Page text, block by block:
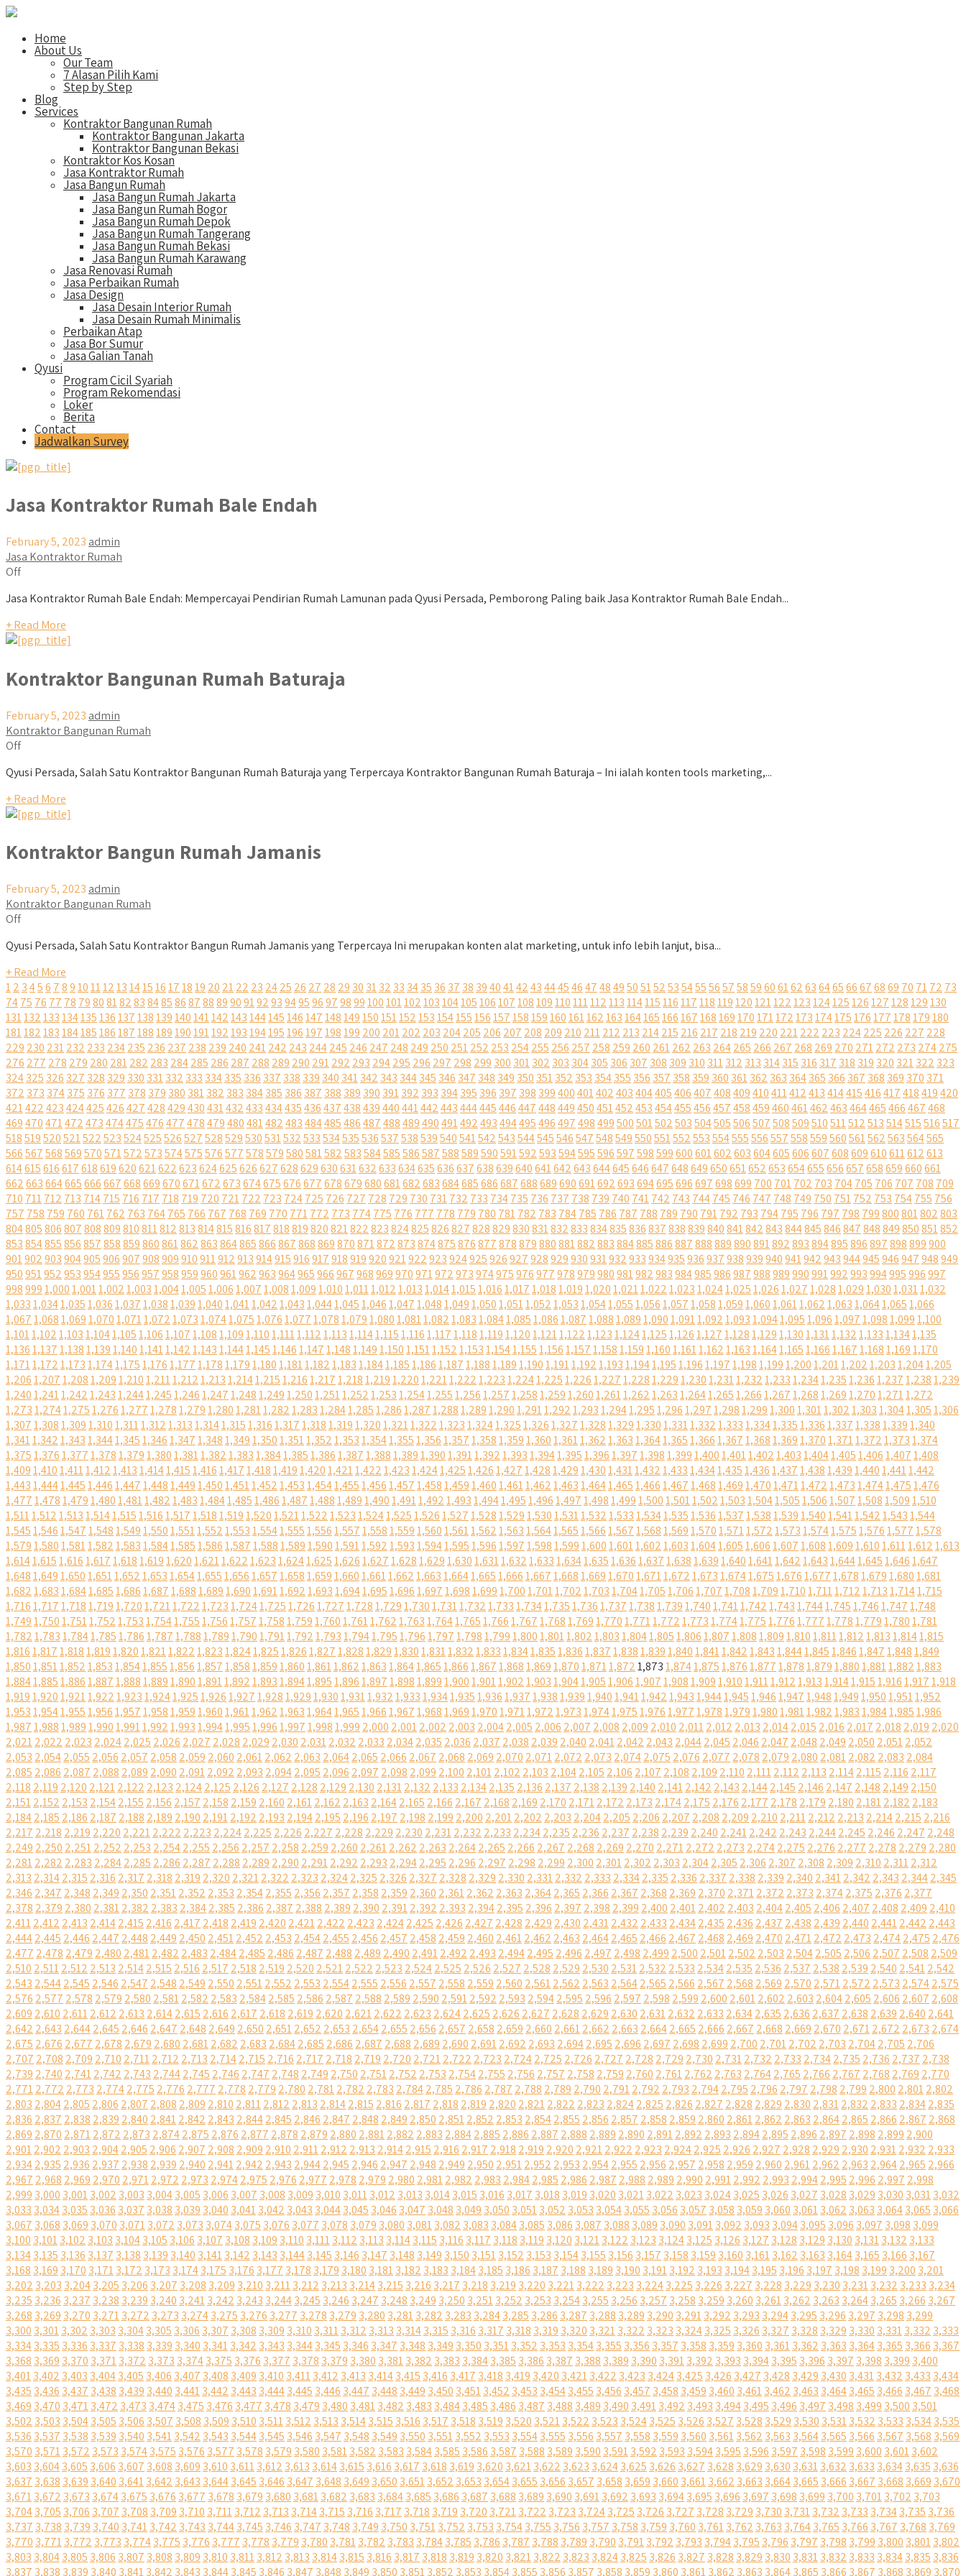
Home
About Us
Our Team
7 Alasan Pilih Kami
Step by Step
Blog
Services
Kontraktor Bangunan Rumah
Kontraktor Bangunan Jakarta
Kontraktor Bangunan Bekasi
Kontraktor Kos Kosan
Jasa Kontraktor Rumah
Jasa Bangun Rumah
Jasa Bangun Rumah Jakarta
Jasa Bangun Rumah Bogor
Jasa Bangun Rumah Depok
Jasa Bangun Rumah Tangerang
Jasa Bangun Rumah Bekasi
Jasa Bangun Rumah Karawang
Jasa Renovasi Rumah
Jasa Perbaikan Rumah
Jasa Design
Jasa Desain Interior Rumah
Jasa Desain Rumah Minimalis
Perbaikan Atap
Jasa Bor Sumur
Jasa Galian Tanah
Qyusi
Program Cicil Syariah
Program Rekomendasi
Loker
Berita
Contact
Jadwalkan Survey
Jasa Kontraktor Rumah Bale Endah
February 5, 2023 admin
Jasa Kontraktor Rumah
Off
Jasa Kontraktor Rumah Bale Endah: Mempercayai Pendirian Rumah Lamunan pada Qyusi Persada, Pemborong Paling baik Jasa Kontraktor Rumah Bale Endah...
+ Read More
Kontraktor Bangunan Rumah Baturaja
February 5, 2023 admin
Kontraktor Bangunan Rumah
Off
Qyusi Persada, Salah Satu Kontraktor Bangunan Rumah Baturaja yang Terpercaya Kontraktor Bangunan Rumah Baturaja – Ini ialah konten tools marketing,...
+ Read More
Kontraktor Bangun Rumah Jamanis
February 5, 2023 admin
Kontraktor Bangunan Rumah
Off
Qyusi Persada, Salah Satu Kontraktor Bangun Rumah Jamanis yang Terpercaya Ini merupakan konten alat marketing, untuk info lebih lanjut, bisa...
+ Read More
12 3456 78910111213141516171819 20 2122 23 2425 26 27 28 29 30 3132 33 3435 36 37 38 39404142434445464748495051525354555657585960616263646566676869 70 7172 73
7475 76 77 78 798081828384858687888990919293949596979899100101102103104105106107108109110111112113114115116117118119120121122123124125126127128129130
131132133134135136137138139140141142143144145146147148149150151152153154155156157158159160161162163164165166167168169170171172173174175176177178179180
181182183184185186187188189190191192193194195196197198199 200 201202 203 204205 206 207 208 209 210 211212 213 214215 216 217 218 219 220 221222 223 224225 226 227 228
229 230 231232 233 234235 236 237 238 239 240 241242 243 244245 246 247 248 249 250 251252 253 254255 256 257 258 259 260 261262 263 264265 266 267 268 269 270 271272 273 274275
276 277 278 279 280 281282 283 284285 286 287 288 289 290 291292 293 294295 296 297 298 299 300 301302 303 304305 306 307 308 309 310 311312 313 314315 316 317 318 319 320 321322 323
324325 326 327 328 329 330 331332 333 334335 336 337 338 339 340 341342 343 344345 346 347 348 349 350 351352 353 354355 356 357 358 359 360 361362 363 364365 366 367 368 369 370 371
372 373 374375 376 377 378 379 380 381382 383 384385 386 387 388 389 390 391392 393 394395 396 397 398 399400401402403404405406407408409410411412413414415416417418419420
421422423424425426427428429430431432433434435436437438439440441442443444445446447448449450451452453454455456457458459460461462463464465466467468
469470471472473474475476477478479480481482483484485486487488489490491492493494495496497498499500501502503504505506507508509510511512513514515516517
518519520521522523524525526527528529530531532533534535536537538539540541542543544545546547548549550551552553554555556557558559560561562563564565
566567568569570571572573574575576577578579580581582583584585586587588589590591592593594595596597598599600601602603604605606607608609610611612613
614615616617618619620621622623624625626627628629630631632633634635636637638639640641642643644645646647648649650651652653654655656657658659660661
662663664665666667668669670671672673674675676677678679680681682683684685686687688689690691692693694695696697698699 700 701702 703 704705 706 707 708 709
710 711712 713 714715 716 717 718 719 720 721722 723 724725 726 727 728 729 730 731732 733 734735 736 737 738 739 740 741742 743 744745 746 747 748 749 750 751752 753 754755 756
757 758 759 760 761762 763 764765 766 767 768 769 770 771772 773 774775 776 777 778 779 780 781782 783 784785 786 787 788 789 790 791792 793 794795 796 797 798 799800801802803
804805806807808809810811812813814815816817818819820821822823824825826827828829830831832833834835836837838839840841842843844845846847848849850851852
853854855856857858859860861862863864865866867868869870871872873874875876877878879880881882883884885886887888889890891892893894895896897898899900
901902903904905906907908909910911912913914915916917918919920921922923924925926927928929930931932933934935936937938939940941942943944945946947948949
950951952953954955956957958959960961962963964965966967968969970971972973974975976977978979980981982983984985986987988989990991992993994995996997
9989991,0001,0011,0021,0031,0041,0051,0061,0071,0081,0091,0101,0111,0121,0131,0141,0151,0161,0171,0181,0191,0201,0211,0221,0231,0241,0251,0261,0271,0281,0291,0301,0311,032
1,0331,0341,0351,0361,0371,0381,0391,0401,0411,0421,0431,0441,0451,0461,0471,0481,0491,0501,0511,0521,0531,0541,0551,0561,0571,0581,0591,0601,0611,0621,0631,0641,0651,066
1,0671,0681,0691,0701,0711,0721,0731,0741,0751,0761,0771,0781,0791,0801,0811,0821,0831,0841,0851,0861,0871,0881,0891,0901,0911,0921,0931,0941,0951,0961,0971,0981,0991,100
1,1011,1021,1031,1041,1051,1061,1071,1081,1091,1101,1111,1121,1131,1141,1151,1161,1171,1181,1191,1201,1211,1221,1231,1241,1251,1261,1271,1281,1291,1301,1311,1321,1331,1341,135
1,1361,1371,1381,1391,1401,1411,1421,1431,1441,1451,1461,1471,1481,1491,1501,1511,1521,1531,1541,1551,1561,1571,1581,1591,1601,1611,1621,1631,1641,1651,1661,1671,1681,1691,170
1,1711,1721,1731,1741,1751,1761,1771,1781,1791,1801,1811,1821,1831,1841,1851,1861,1871,1881,1891,1901,1911,1921,1931,1941,1951,1961,1971,1981,1991,2001,2011,2021,2031,2041,205
1,2061,2071,2081,2091,2101,2111,2121,2131,2141,2151,2161,2171,2181,2191,2201,2211,2221,2231,2241,2251,2261,2271,2281,2291,2301,2311,2321,2331,2341,2351,2361,2371,2381,239
1,2401,2411,2421,2431,2441,2451,2461,2471,2481,2491,2501,2511,2521,2531,2541,2551,2561,2571,2581,2591,2601,2611,2621,2631,2641,2651,2661,2671,2681,2691,2701,2711,272
1,2731,2741,2751,2761,2771,2781,2791,2801,2811,2821,2831,2841,2851,2861,2871,2881,2891,2901,2911,2921,2931,2941,2951,2961,2971,2981,2991,3001,3011,3021,3031,3041,3051,306
1,3071,3081,3091,3101,3111,3121,3131,3141,3151,3161,3171,3181,3191,3201,3211,3221,3231,3241,3251,3261,3271,3281,3291,3301,3311,3321,3331,3341,3351,3361,3371,3381,3391,340
1,3411,3421,3431,3441,3451,3461,3471,3481,3491,3501,3511,3521,3531,3541,3551,3561,3571,3581,3591,3601,3611,3621,3631,3641,3651,3661,3671,3681,3691,3701,3711,3721,3731,374
1,3751,3761,3771,3781,3791,3801,3811,3821,3831,3841,3851,3861,3871,3881,3891,3901,3911,3921,3931,3941,3951,3961,3971,3981,3991,4001,4011,4021,4031,4041,4051,4061,4071,408
1,4091,4101,4111,4121,4131,4141,4151,4161,4171,4181,4191,4201,4211,4221,4231,4241,4251,4261,4271,4281,4291,4301,4311,4321,4331,4341,4351,4361,4371,4381,4391,4401,4411,442
1,4431,4441,4451,4461,4471,4481,4491,4501,4511,4521,4531,4541,4551,4561,4571,4581,4591,4601,4611,4621,4631,4641,4651,4661,4671,4681,4691,4701,4711,4721,4731,4741,4751,476
1,4771,4781,4791,4801,4811,4821,4831,4841,4851,4861,4871,4881,4891,4901,4911,4921,4931,4941,4951,4961,4971,4981,4991,5001,5011,5021,5031,5041,5051,5061,5071,5081,5091,510
1,5111,5121,5131,5141,5151,5161,5171,5181,5191,5201,5211,5221,5231,5241,5251,5261,5271,5281,5291,5301,5311,5321,5331,5341,5351,5361,5371,5381,5391,5401,5411,5421,5431,544
1,5451,5461,5471,5481,5491,5501,5511,5521,5531,5541,5551,5561,5571,5581,5591,5601,5611,5621,5631,5641,5651,5661,5671,5681,5691,5701,5711,5721,5731,5741,5751,5761,5771,578
1,5791,5801,5811,5821,5831,5841,5851,5861,5871,5881,5891,5901,5911,5921,5931,5941,5951,5961,5971,5981,5991,6001,6011,6021,6031,6041,6051,6061,6071,6081,6091,6101,6111,6121,613
1,6141,6151,6161,6171,6181,6191,6201,6211,6221,6231,6241,6251,6261,6271,6281,6291,6301,6311,6321,6331,6341,6351,6361,6371,6381,6391,6401,6411,6421,6431,6441,6451,6461,647
1,6481,6491,6501,6511,6521,6531,6541,6551,6561,6571,6581,6591,6601,6611,6621,6631,6641,6651,6661,6671,6681,6691,6701,6711,6721,6731,6741,6751,6761,6771,6781,6791,6801,681
1,6821,6831,6841,6851,6861,6871,6881,6891,6901,6911,6921,6931,6941,6951,6961,6971,6981,6991,7001,7011,7021,7031,7041,7051,7061,7071,7081,7091,7101,7111,7121,7131,7141,715
1,7161,7171,7181,7191,7201,7211,7221,7231,7241,7251,7261,7271,7281,7291,7301,7311,7321,7331,7341,7351,7361,7371,7381,7391,7401,7411,7421,7431,7441,7451,7461,7471,748
1,7491,7501,7511,7521,7531,7541,7551,7561,7571,7581,7591,7601,7611,7621,7631,7641,7651,7661,7671,7681,7691,7701,7711,7721,7731,7741,7751,7761,7771,7781,7791,7801,781
1,7821,7831,7841,7851,7861,7871,7881,7891,7901,7911,7921,7931,7941,7951,7961,7971,7981,7991,8001,8011,8021,8031,8041,8051,8061,8071,8081,8091,8101,8111,8121,8131,8141,815
1,8161,8171,8181,8191,8201,8211,8221,8231,8241,8251,8261,8271,8281,8291,8301,8311,8321,8331,8341,8351,8361,8371,8381,8391,8401,8411,8421,8431,8441,8451,8461,8471,8481,849
1,8501,8511,8521,8531,8541,8551,8561,8571,8581,8591,8601,8611,8621,8631,8641,8651,8661,8671,8681,8691,8701,8711,8721,8731,8741,8751,8761,8771,8781,8791,8801,8811,8821,883
1,8841,8851,8861,8871,8881,8891,8901,8911,8921,8931,8941,8951,8961,8971,8981,8991,9001,9011,9021,9031,9041,9051,9061,9071,9081,9091,9101,9111,9121,9131,9141,9151,9161,9171,918
1,9191,9201,9211,9221,9231,9241,9251,9261,9271,9281,9291,9301,9311,9321,9331,9341,9351,9361,9371,9381,9391,9401,9411,9421,9431,9441,9451,9461,9471,9481,9491,9501,9511,952
1,9531,9541,9551,9561,9571,9581,9591,9601,9611,9621,9631,9641,9651,9661,9671,9681,9691,9701,9711,9721,9731,9741,9751,9761,9771,9781,9791,9801,9811,9821,9831,9841,9851,986
1,9871,9881,9891,9901,9911,9921,9931,9941,9951,9961,9971,9981,999 2,000 2,0012,002 2,003 2,0042,005 2,006 2,007 2,008 2,009 2,010 2,0112,012 2,013 2,0142,015 2,016 2,017 2,018 2,019 2,020
2,0212,022 2,023 2,0242,025 2,026 2,027 2,028 2,029 2,030 2,0312,032 2,033 2,0342,035 2,036 2,037 2,038 2,039 2,040 2,0412,042 2,043 2,0442,045 2,046 2,047 2,048 2,049 2,050 2,0512,052
2,053 2,0542,055 2,056 2,057 2,058 2,059 2,060 2,0612,062 2,063 2,0642,065 2,066 2,067 2,068 2,069 2,070 2,0712,072 2,073 2,0742,075 2,076 2,077 2,078 2,079 2,080 2,0812,082 2,083 2,084
2,085 2,086 2,087 2,088 2,089 2,090 2,0912,092 2,093 2,0942,095 2,096 2,097 2,098 2,099 2,100 2,1012,102 2,103 2,1042,105 2,106 2,107 2,108 2,109 2,110 2,1112,112 2,113 2,1142,115 2,116 2,117
2,118 2,119 2,120 2,1212,122 2,123 2,1242,125 2,126 2,127 2,128 2,129 2,130 2,1312,132 2,133 2,1342,135 2,136 2,137 2,138 2,139 2,140 2,1412,142 2,143 2,1442,145 2,146 2,147 2,148 2,149 2,150
2,1512,152 2,153 2,1542,155 2,156 2,157 2,158 2,159 2,160 2,1612,162 2,163 2,1642,165 2,166 2,167 2,168 2,169 2,170 2,1712,172 2,173 2,1742,175 2,176 2,177 2,178 2,179 2,180 2,1812,182 2,183
2,1842,185 2,186 2,187 2,188 2,189 2,190 2,1912,192 2,193 2,1942,195 2,196 2,197 2,198 2,199 2,200 2,2012,202 2,203 2,2042,205 2,206 2,207 2,208 2,209 2,210 2,2112,212 2,213 2,2142,215 2,216
2,217 2,218 2,219 2,220 2,2212,222 2,223 2,2242,225 2,226 2,227 2,228 2,229 2,230 2,2312,232 2,233 2,2342,235 2,236 2,237 2,238 2,239 2,240 2,2412,242 2,243 2,2442,245 2,246 2,247 2,248
2,249 2,250 2,2512,252 2,253 2,2542,255 2,256 2,257 2,258 2,259 2,260 2,2612,262 2,263 2,2642,265 2,266 2,267 2,268 2,269 2,270 2,2712,272 2,273 2,2742,275 2,276 2,277 2,278 2,279 2,280
2,2812,282 2,283 2,2842,285 2,286 2,287 2,288 2,289 2,290 2,2912,292 2,293 2,2942,295 2,296 2,297 2,298 2,299 2,300 2,3012,302 2,303 2,3042,305 2,306 2,307 2,308 2,309 2,310 2,3112,312
2,313 2,3142,315 2,316 2,317 2,318 2,319 2,320 2,3212,322 2,323 2,3242,325 2,326 2,327 2,328 2,329 2,330 2,3312,332 2,333 2,3342,335 2,336 2,337 2,338 2,339 2,340 2,3412,342 2,343 2,3442,345
2,346 2,347 2,348 2,349 2,350 2,3512,352 2,353 2,3542,355 2,356 2,357 2,358 2,359 2,360 2,3612,362 2,363 2,3642,365 2,366 2,367 2,368 2,369 2,370 2,3712,372 2,373 2,3742,375 2,376 2,377
2,378 2,379 2,380 2,3812,382 2,383 2,3842,385 2,386 2,387 2,388 2,389 2,390 2,3912,392 2,393 2,3942,395 2,396 2,397 2,398 2,399 2,400 2,4012,402 2,403 2,4042,405 2,406 2,407 2,408 2,409 2,410
2,4112,412 2,413 2,4142,415 2,416 2,417 2,418 2,419 2,420 2,4212,422 2,423 2,4242,425 2,426 2,427 2,428 2,429 2,430 2,4312,432 2,433 2,4342,435 2,436 2,437 2,438 2,439 2,440 2,4412,442 2,443
2,4442,445 2,446 2,447 2,448 2,449 2,450 2,4512,452 2,453 2,4542,455 2,456 2,457 2,458 2,459 2,460 2,4612,462 2,463 2,4642,465 2,466 2,467 2,468 2,469 2,470 2,4712,472 2,473 2,4742,475 2,476
2,477 2,478 2,479 2,480 2,4812,482 2,483 2,4842,485 2,486 2,487 2,488 2,489 2,490 2,4912,492 2,493 2,4942,495 2,496 2,497 2,498 2,499 2,500 2,5012,502 2,503 2,5042,505 2,506 2,507 2,508 2,509
2,510 2,5112,512 2,513 2,5142,515 2,516 2,517 2,518 2,519 2,520 2,5212,522 2,523 2,5242,525 2,526 2,527 2,528 2,529 2,530 2,5312,532 2,533 2,5342,535 2,536 2,537 2,538 2,539 2,540 2,5412,542
2,543 2,5442,545 2,546 2,547 2,548 2,549 2,550 2,5512,552 2,553 2,5542,555 2,556 2,557 2,558 2,559 2,560 2,5612,562 2,563 2,5642,565 2,566 2,567 2,568 2,569 2,570 2,5712,572 2,573 2,5742,575
2,576 2,577 2,578 2,579 2,580 2,5812,582 2,583 2,5842,585 2,586 2,587 2,588 2,589 2,590 2,5912,592 2,593 2,5942,595 2,596 2,597 2,598 2,599 2,600 2,6012,602 2,603 2,6042,605 2,606 2,607 2,608
2,609 2,610 2,6112,612 2,613 2,6142,615 2,616 2,617 2,618 2,619 2,620 2,6212,622 2,623 2,6242,625 2,626 2,627 2,628 2,629 2,630 2,6312,632 2,633 2,6342,635 2,636 2,637 2,638 2,639 2,640 2,641
2,642 2,643 2,6442,645 2,646 2,647 2,648 2,649 2,650 2,6512,652 2,653 2,6542,655 2,656 2,657 2,658 2,659 2,660 2,6612,662 2,663 2,6642,665 2,666 2,667 2,668 2,669 2,670 2,6712,672 2,673 2,674
2,675 2,676 2,677 2,678 2,679 2,680 2,6812,682 2,683 2,6842,685 2,686 2,687 2,688 2,689 2,690 2,6912,692 2,693 2,6942,695 2,696 2,697 2,698 2,699 2,700 2,7012,702 2,703 2,7042,705 2,706
2,707 2,708 2,709 2,710 2,7112,712 2,713 2,7142,715 2,716 2,717 2,718 2,719 2,720 2,7212,722 2,723 2,7242,725 2,726 2,727 2,728 2,729 2,730 2,7312,732 2,733 2,7342,735 2,736 2,737 2,738
2,739 2,740 2,7412,742 2,743 2,7442,745 2,746 2,747 2,748 2,749 2,750 2,7512,752 2,753 2,7542,755 2,756 2,757 2,758 2,759 2,760 2,7612,762 2,763 2,7642,765 2,766 2,767 2,768 2,769 2,770
2,7712,772 2,773 2,7742,775 2,776 2,777 2,778 2,779 2,780 2,7812,782 2,783 2,7842,785 2,786 2,787 2,788 2,789 2,790 2,7912,792 2,793 2,7942,795 2,796 2,797 2,798 2,799 2,800 2,8012,802
2,803 2,8042,805 2,806 2,807 2,808 2,809 2,810 2,8112,812 2,813 2,8142,815 2,816 2,817 2,818 2,819 2,820 2,8212,822 2,823 2,8242,825 2,826 2,827 2,828 2,829 2,830 2,8312,832 2,833 2,8342,835
2,836 2,837 2,838 2,839 2,840 2,8412,842 2,843 2,8442,845 2,846 2,847 2,848 2,849 2,850 2,8512,852 2,853 2,8542,855 2,856 2,857 2,858 2,859 2,860 2,8612,862 2,863 2,8642,865 2,866 2,867 2,868
2,869 2,870 2,8712,872 2,873 2,8742,875 2,876 2,877 2,878 2,879 2,880 2,8812,882 2,883 2,8842,885 2,886 2,887 2,888 2,889 2,890 2,8912,892 2,893 2,8942,895 2,896 2,897 2,898 2,899 2,900
2,9012,902 2,903 2,9042,905 2,906 2,907 2,908 2,909 2,910 2,9112,912 2,913 2,9142,915 2,916 2,917 2,918 2,919 2,920 2,9212,922 2,923 2,9242,925 2,926 2,927 2,928 2,929 2,930 2,9312,932 2,933
2,9342,935 2,936 2,937 2,938 2,939 2,940 2,9412,942 2,943 2,9442,945 2,946 2,947 2,948 2,949 2,950 2,9512,952 2,953 2,9542,955 2,956 2,957 2,958 2,959 2,960 2,9612,962 2,963 2,9642,965 2,966
2,967 2,968 2,969 2,970 2,9712,972 2,973 2,9742,975 2,976 2,977 2,978 2,979 2,980 2,9812,982 2,983 2,9842,985 2,986 2,987 2,988 2,989 2,990 2,9912,992 2,993 2,9942,995 2,996 2,997 2,998
2,999 3,000 3,0013,002 3,003 3,0043,005 3,006 3,007 3,008 3,009 3,010 3,0113,012 3,013 3,0143,015 3,016 3,017 3,018 3,019 3,020 3,0213,022 3,023 3,0243,025 3,026 3,027 3,028 3,029 3,030 3,0313,032
3,033 3,0343,035 3,036 3,037 3,038 3,039 3,040 3,0413,042 3,043 3,0443,045 3,046 3,047 3,048 3,049 3,050 3,0513,052 3,053 3,0543,055 3,056 3,057 3,058 3,059 3,060 3,0613,062 3,063 3,0643,065 3,066
3,067 3,068 3,069 3,070 3,0713,072 3,073 3,0743,075 3,076 3,077 3,078 3,079 3,080 3,0813,082 3,083 3,0843,085 3,086 3,087 3,088 3,089 3,090 3,0913,092 3,093 3,0943,095 3,096 3,097 3,098 3,099
3,100 3,1013,102 3,103 3,1043,105 3,106 3,107 3,108 3,109 3,110 3,1113,112 3,113 3,1143,115 3,116 3,117 3,118 3,119 3,120 3,1213,122 3,123 3,1243,125 3,126 3,127 3,128 3,129 3,130 3,1313,132 3,133
3,1343,135 3,136 3,137 3,138 3,139 3,140 3,1413,142 3,143 3,1443,145 3,146 3,147 3,148 3,149 3,150 3,1513,152 3,153 3,1543,155 3,156 3,157 3,158 3,159 3,160 3,1613,162 3,163 3,1643,165 3,166 3,167
3,168 3,169 3,170 3,1713,172 3,173 3,1743,175 3,176 3,177 3,178 3,179 3,180 3,1813,182 3,183 3,1843,185 3,186 3,187 3,188 3,189 3,190 3,1913,192 3,193 3,1943,195 3,196 3,197 3,198 3,199 3,200 3,201
3,202 3,203 3,2043,205 3,206 3,207 3,208 3,209 3,210 3,2113,212 3,213 3,2143,215 3,216 3,217 3,218 3,219 3,220 3,2213,222 3,223 3,2243,225 3,226 3,227 3,228 3,229 3,230 3,2313,232 3,233 3,234
3,235 3,236 3,237 3,238 3,239 3,240 3,2413,242 3,243 3,2443,245 3,246 3,247 3,248 3,249 3,250 3,2513,252 3,253 3,2543,255 3,256 3,257 3,258 3,259 3,260 3,2613,262 3,263 3,2643,265 3,266 3,267
3,268 3,269 3,270 3,2713,272 3,273 3,2743,275 3,276 3,277 3,278 3,279 3,280 3,2813,282 3,283 3,2843,285 3,286 3,287 3,288 3,289 3,290 3,2913,292 3,293 3,2943,295 3,296 3,297 3,298 3,299
3,300 3,3013,302 3,303 3,3043,305 3,306 3,307 3,308 3,309 3,310 3,3113,312 3,313 3,3143,315 3,316 3,317 3,318 3,319 3,320 3,3213,322 3,323 3,3243,325 3,326 3,327 3,328 3,329 3,330 3,3313,332 3,333
3,3343,335 3,336 3,337 3,338 3,339 3,340 3,3413,342 3,343 3,3443,345 3,346 3,347 3,348 3,349 3,350 3,3513,352 3,353 3,3543,355 3,356 3,357 3,358 3,359 3,360 3,3613,362 3,363 3,3643,365 3,366 3,367
3,368 3,369 3,370 3,3713,372 3,373 3,3743,375 3,376 3,377 3,378 3,379 3,380 3,3813,382 3,383 3,3843,385 3,386 3,387 3,388 3,389 3,390 3,3913,392 3,393 3,3943,395 3,396 3,397 3,398 3,399 3,400
3,4013,402 3,403 3,4043,405 3,406 3,407 3,408 3,409 3,410 3,4113,412 3,413 3,4143,415 3,416 3,417 3,418 3,419 3,420 3,4213,422 3,423 3,4243,425 3,426 3,427 3,428 3,429 3,430 3,4313,432 3,433 3,434
3,435 3,436 3,437 3,438 3,439 3,440 3,4413,442 3,443 3,4443,445 3,446 3,447 3,448 3,449 3,450 3,4513,452 3,453 3,4543,455 3,456 3,457 3,458 3,459 3,460 3,4613,462 3,463 3,4643,465 3,466 3,467 3,468
3,469 3,470 3,4713,472 3,473 3,4743,475 3,476 3,477 3,478 3,479 3,480 3,4813,482 3,483 3,4843,485 3,486 3,487 3,488 3,489 3,490 3,4913,492 3,493 3,4943,495 3,496 3,497 3,498 3,499 3,500 3,501
3,502 3,503 3,5043,505 3,506 3,507 3,508 3,509 3,510 3,5113,512 3,513 3,5143,515 3,516 3,517 3,518 3,519 3,520 3,5213,522 3,523 3,5243,525 3,526 3,527 3,528 3,529 3,530 3,5313,532 3,533 3,5343,535
3,536 3,537 3,538 3,539 3,540 3,5413,542 3,543 3,5443,545 3,546 3,547 3,548 3,549 3,550 3,5513,552 3,553 3,5543,555 3,556 3,557 3,558 3,559 3,560 3,5613,562 3,563 3,5643,565 3,566 3,567 3,568 3,569
3,570 3,5713,572 3,573 3,5743,575 3,576 3,577 3,578 3,579 3,580 3,5813,582 3,583 3,5843,585 3,586 3,587 3,588 3,589 3,590 3,5913,592 3,593 3,5943,595 3,596 3,597 3,598 3,599 3,600 3,6013,602
3,603 3,6043,605 3,606 3,607 3,608 3,609 3,610 3,6113,612 3,613 3,6143,615 3,616 3,617 3,618 3,619 3,620 3,6213,622 3,623 3,6243,625 3,626 3,627 3,628 3,629 3,630 3,6313,632 3,633 3,6343,635 3,636
3,637 3,638 3,639 3,640 3,6413,642 3,643 3,6443,645 3,646 3,647 3,648 3,649 3,650 3,6513,652 3,653 3,6543,655 3,656 3,657 3,658 3,659 3,660 3,6613,662 3,663 3,6643,665 3,666 3,667 3,668 3,669 3,670
3,6713,672 3,673 3,6743,675 3,676 3,677 3,678 3,679 3,680 3,6813,682 3,683 3,6843,685 3,686 3,687 3,688 3,689 3,690 3,6913,692 3,693 3,6943,695 3,696 3,697 3,698 3,699 3,700 3,7013,702 3,703
3,7043,705 3,706 3,707 3,708 3,709 3,710 3,7113,712 3,713 3,7143,715 3,716 3,717 3,718 3,719 3,720 3,7213,722 3,723 3,7243,725 3,726 3,727 3,728 3,729 3,730 3,7313,732 3,733 3,7343,735 3,736
3,737 3,738 3,739 3,740 3,7413,742 3,743 3,7443,745 3,746 3,747 3,748 3,749 3,750 3,7513,752 3,753 3,7543,755 3,756 3,757 3,758 3,759 3,760 3,7613,762 3,763 3,7643,765 3,766 3,767 3,768 3,769
3,770 3,7713,772 3,773 3,7743,775 3,776 3,777 3,778 3,779 3,780 3,7813,782 3,783 3,7843,785 3,786 3,787 3,788 3,789 3,790 3,7913,792 3,793 3,7943,795 3,796 3,797 3,798 3,799 3,800 3,8013,802
3,803 3,8043,805 3,806 3,807 3,808 3,809 3,810 3,8113,812 3,813 3,8143,815 3,816 3,817 3,818 3,819 3,820 3,8213,822 3,823 3,8243,825 3,826 3,827 3,828 3,829 3,830 3,8313,832 3,833 3,8343,835 3,836
3,837 3,838 3,839 3,840 3,8413,842 3,843 3,8443,845 3,846 3,847 3,848 3,849 3,850 3,8513,852 3,853 3,8543,855 3,856 3,857 3,858 3,859 3,860 3,8613,862 3,863 3,8643,865 3,866 3,867 3,868 3,869 3,870